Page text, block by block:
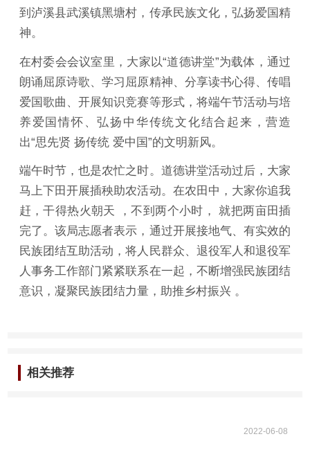
到泸溪县武溪镇黑塘村，传承民族文化，弘扬爱国精
神。
在村委会会议室里，大家以“道德讲堂”为载体，通过
朗诵屈原诗歌、学习屈原精神、分享读书心得、传唱
爱国歌曲、开展知识竞赛等形式，将端午节活动与培
养爱国情怀、弘扬中华传统文化结合起来，营造
出“思先贤 扬传统 爱中国”的文明新风。
端午时节，也是农忙之时。道德讲堂活动过后，大家
马上下田开展插秧助农活动。在农田中，大家你追我
赶，干得热火朝天 ，不到两个小时， 就把两亩田插
完了。该局志愿者表示，通过开展接地气、有实效的
民族团结互助活动，将人民群众、退役军人和退役军
人事务工作部门紧紧联系在一起，不断增强民族团结
意识，凝聚民族团结力量，助推乡村振兴 。
相关推荐
2022-06-08